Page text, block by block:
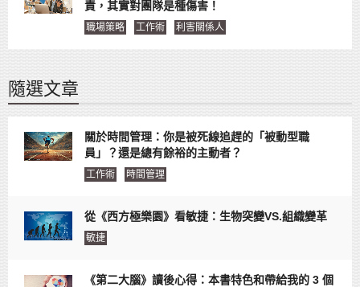
責，其實對團隊是種傷害！
職場策略 工作術 利害關係人
隨選文章
關於時間管理：你是被死線追趕的「被動型職
員」？還是總有餘裕的主動者？
工作術 時間管理
從《西方極樂園》看敏捷：生物突變VS.組織變革
敏捷
《第二大腦》讀後心得：本書特色和帶給我的 3 個